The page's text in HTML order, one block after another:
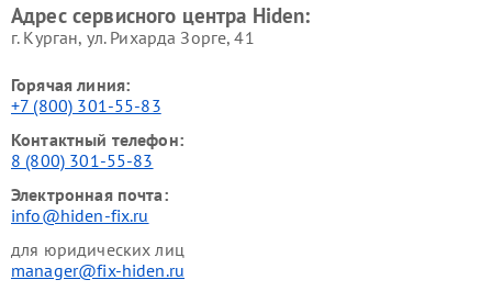
Адрес сервисного центра Hiden:
г. Курган, ул. Рихарда Зорге, 41
Горячая линия:
+7 (800) 301-55-83
Контактный телефон:
8 (800) 301-55-83
Электронная почта:
info@hiden-fix.ru
для юридических лиц
manager@fix-hiden.ru